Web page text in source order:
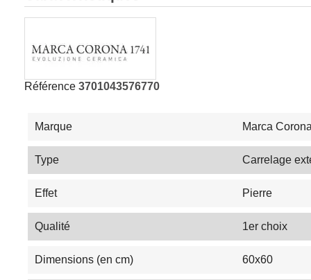
Référence 3701043576770
Marque Marca Corona
Type Carrelage
Effet Pierre
Qualité 1er choix
Dimensions (en cm) 60x60